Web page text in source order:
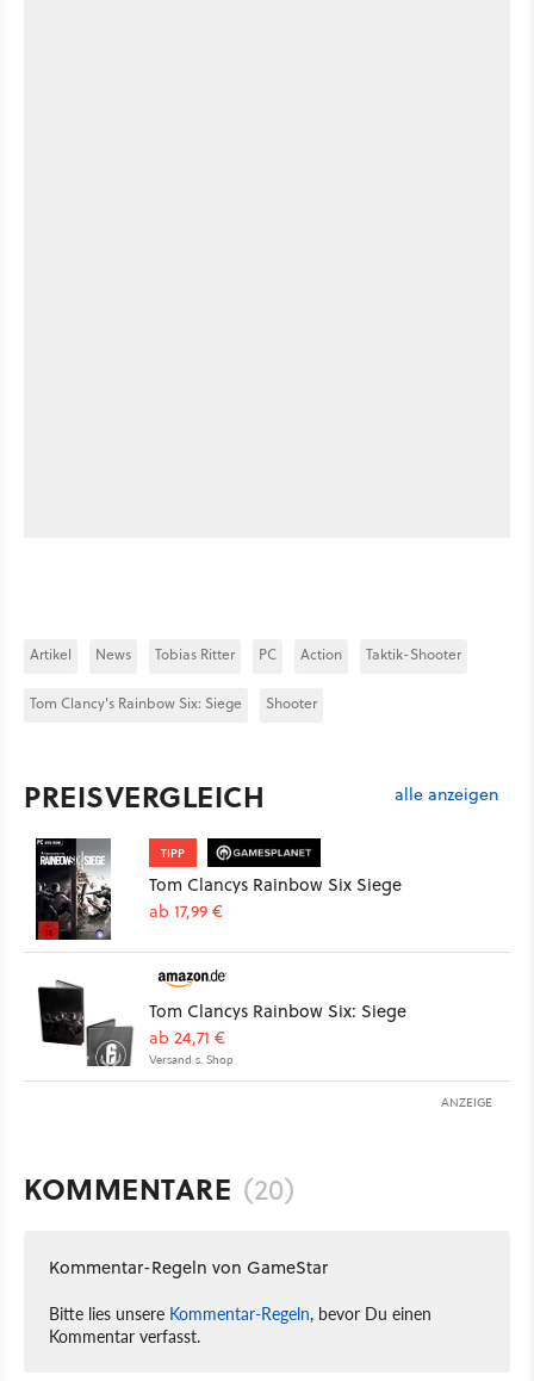
Artikel News Tobias Ritter PC Action Taktik-Shooter
Tom Clancy's Rainbow Six: Siege Shooter
PREISVERGLEICH alle anzeigen
TIPP
Tom Clancys Rainbow Six Siege
ab 17,99 €
Tom Clancys Rainbow Six: Siege
ab 24,71 €
Versand s. Shop
ANZEIGE
KOMMENTARE (20)
Kommentar-Regeln von GameStar
Bitte lies unsere Kommentar-Regeln, bevor Du einen
Kommentar verfasst.